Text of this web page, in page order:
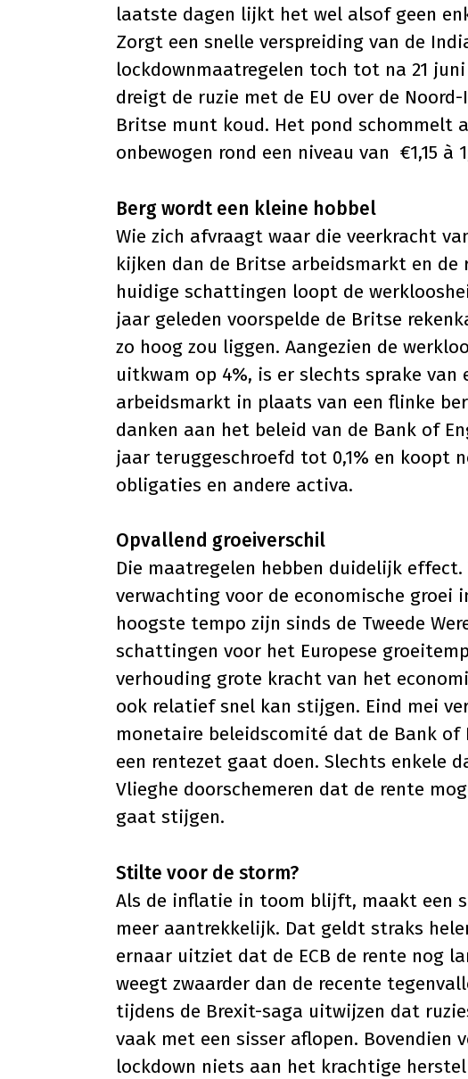
laatste dagen lijkt het wel alsof geen
Zorgt een snelle verspreiding van de
lockdownmaatregelen toch tot na 21 juni
dreigt de ruzie met de EU over de
Britse munt koud. Het pond schommelt
onbewogen rond een niveau van €1,15 à
Berg wordt een kleine hobbel
Wie zich afvraagt waar die veerkracht
kijken dan de Britse arbeidsmarkt en de
huidige schattingen loopt de
jaar geleden voorspelde de Britse
zo hoog zou liggen. Aangezien de
uitkwam op 4%, is er slechts sprake
arbeidsmarkt in plaats van een flinke
danken aan het beleid van de Bank of
jaar teruggeschroefd tot 0,1% en koopt
obligaties en andere activa.
Opvallend groeiverschil
Die maatregelen hebben duidelijk effect.
verwachting voor de economische groei
hoogste tempo zijn sinds de Tweede
schattingen voor het Europese
verhouding grote kracht van het
ook relatief snel kan stijgen. Eind mei
monetaire beleidscomité dat de Bank of
een rentezet gaat doen. Slechts enkele
Vlieghe doorschemeren dat de rente
gaat stijgen.
Stilte voor de storm?
Als de inflatie in toom blijft, maakt een
meer aantrekkelijk. Dat geldt straks
ernaar uitziet dat de ECB de rente nog
weegt zwaarder dan de recente
tijdens de Brexit-saga uitwijzen dat
vaak met een sisser aflopen. Bovendien
lockdown niets aan het krachtige